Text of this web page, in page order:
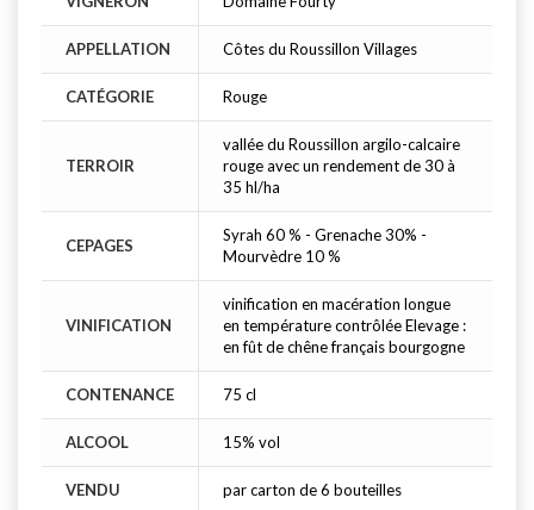
APPELLATION Côtes du Roussillon Villages
CATÉGORIE Rouge
TERROIR
vallée du Roussillon argilo-calcaire
rouge avec un rendement de 30 à
35 hl/ha
CEPAGES
Syrah 60 % - Grenache 30% -
Mourvèdre 10 %
VINIFICATION
vinification en macération longue
en température contrôlée Elevage :
en fût de chêne français bourgogne
CONTENANCE 75 cl
ALCOOL 15% vol
VENDU par carton de 6 bouteilles